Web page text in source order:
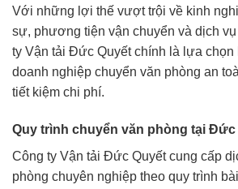
Với những lợi thế vượt trội về kinh
sự, phương tiện vận chuyển và dịch
ty Vận tải Đức Quyết chính là lựa
doanh nghiệp chuyển văn phòng an
tiết kiệm chi phí.
Quy trình chuyển văn phòng tại Đức
Công ty Vận tải Đức Quyết cung cấp
phòng chuyên nghiệp theo quy trình